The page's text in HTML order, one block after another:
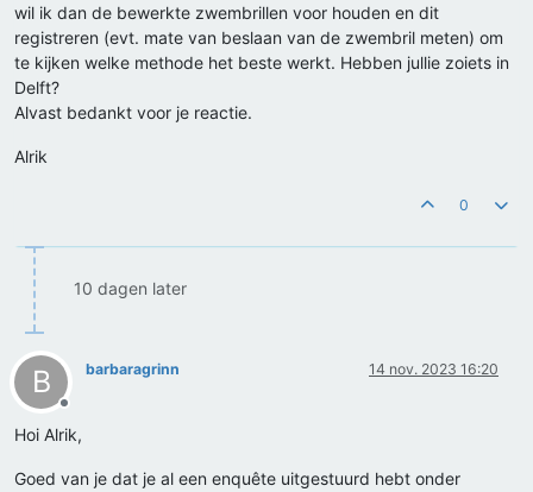
wil ik dan de bewerkte zwembrillen voor houden en dit
registreren (evt. mate van beslaan van de zwembril meten) om
te kijken welke methode het beste werkt. Hebben jullie zoiets in
Delft?
Alvast bedankt voor je reactie.
Alrik
0
10 dagen later
B
Offline
barbaragrinn 14 nov. 2023 16:20
Hoi Alrik,
Goed van je dat je al een enquête uitgestuurd hebt onder